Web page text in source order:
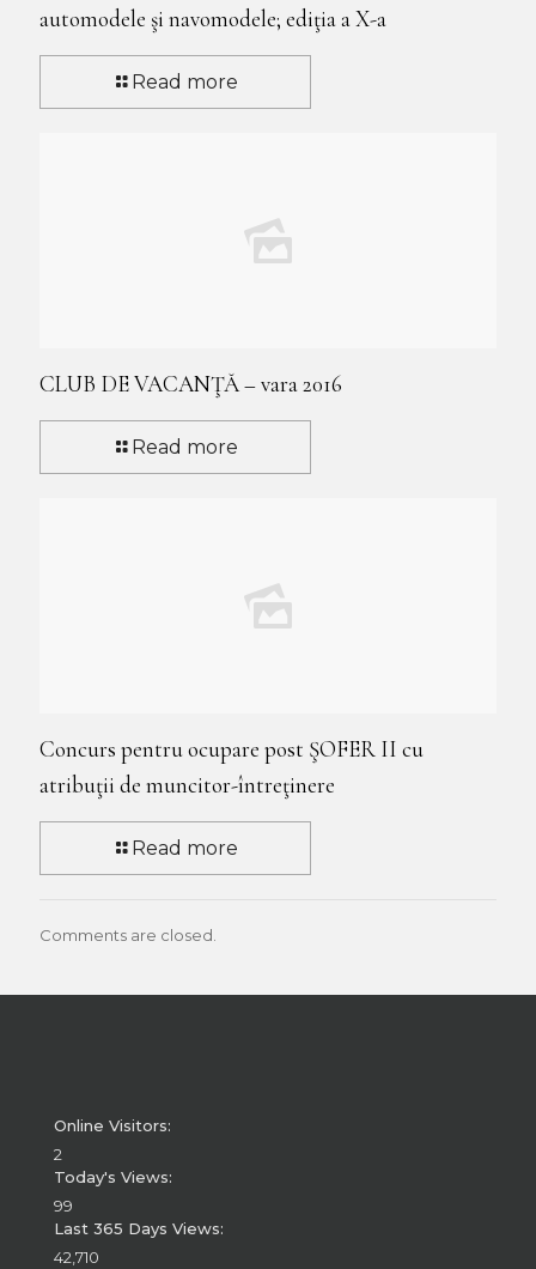
automodele şi navomodele; ediţia a X-a
Read more
CLUB DE VACANŢĂ – vara 2016
Read more
Concurs pentru ocupare post ŞOFER II cu
atribuţii de muncitor-întreţinere
Read more
Comments are closed.
Online Visitors:
2
Today's Views:
99
Last 365 Days Views:
42,710